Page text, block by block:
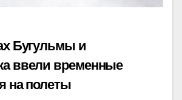
Бугульмы и
ввели временные
на полеты